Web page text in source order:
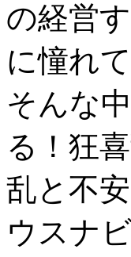
の経営
に憧れ
そんな
る！狂
乱と不
ウスナ